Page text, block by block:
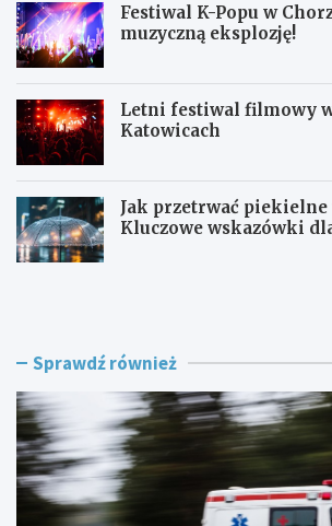
Festiwal K-Popu w
muzyczną eksplozję!
Letni festiwal filmowy
Katowicach
Jak przetrwać piekielne
Kluczowe wskazówki
L
K
t
o
w
i
c
F
w
l
K
-
P
o
Sprawdź również